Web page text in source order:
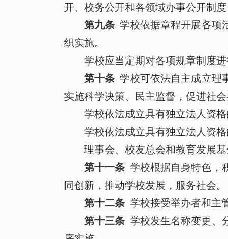
开、校务公开和各领域办事公开制
第九条 学校依据章程开展各项
织实施。
学校应当定期对各项规章制度
第十条 学校可依法自主成立理
实施科学决策、民主监督，促进社
学校依法成立具有独立法人资
学校依法成立具有独立法人资
理事会、校友总会和教育发展
第十一条 学校根据自身特色，
同创新，推动学校发展，服务社会。
第十二条 学校接受举办者和主
第十三条 学校发生名称变更、